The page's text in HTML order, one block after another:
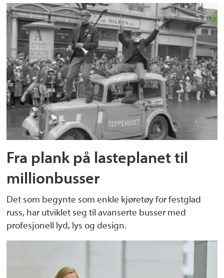
Fra plank på lasteplanet til
millionbusser
Det som begynte som enkle kjøretøy for festglad
russ, har utviklet seg til avanserte busser med
profesjonell lyd, lys og design.